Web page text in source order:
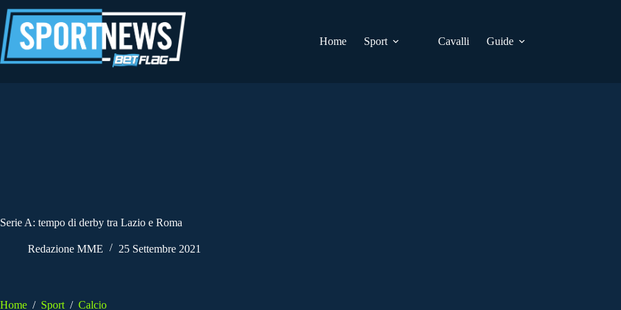
al
contenuto
Home
Sport Cavalli Guide
Serie A: tempo di derby tra Lazio e Roma
Redazione MME 25 Settembre 2021
Home / Sport / Calcio